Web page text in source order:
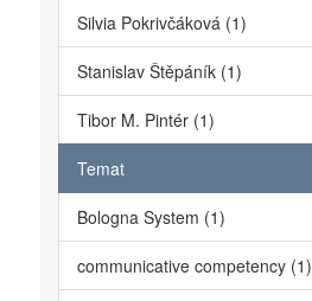
Silvia Pokrivčáková (1)
Stanislav Štěpáník (1)
Tibor M. Pintér (1)
Temat
Bologna System (1)
communicative competency (1)